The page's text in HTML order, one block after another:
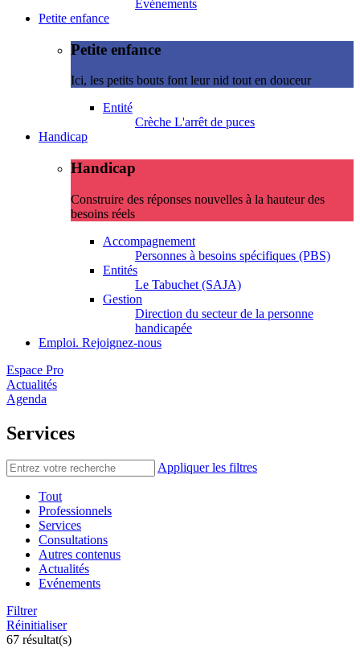
Evénements
Petite enfance
Petite enfance
Ici, les petits bouts font leur nid tout en douceur
Entité
Crèche L'arrêt de puces
Handicap
Handicap
Construire des réponses nouvelles à la hauteur des
besoins réels
Accompagnement
Personnes à besoins spécifiques (PBS)
Entités
Le Tabuchet (SAJA)
Gestion
Direction du secteur de la personne
handicapée
Emploi. Rejoignez-nous
Espace Pro
Actualités
Agenda
Services
Appliquer les filtres
Tout
Professionnels
Services
Consultations
Autres contenus
Actualités
Evénements
Filtrer
Réinitialiser
67 résultat(s)